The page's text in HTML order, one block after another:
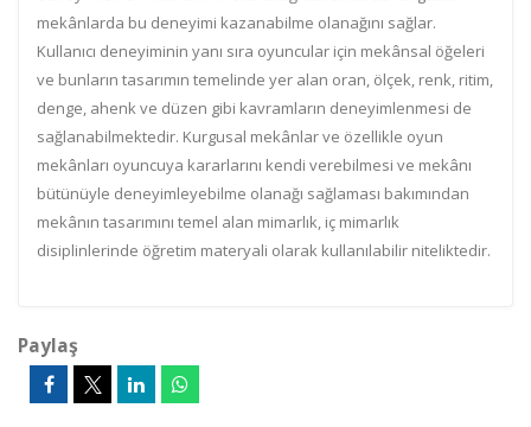
mekânlarda bu deneyimi kazanabilme olanağını sağlar.
Kullanıcı deneyiminin yanı sıra oyuncular için mekânsal öğeleri
ve bunların tasarımın temelinde yer alan oran, ölçek, renk, ritim,
denge, ahenk ve düzen gibi kavramların deneyimlenmesi de
sağlanabilmektedir. Kurgusal mekânlar ve özellikle oyun
mekânları oyuncuya kararlarını kendi verebilmesi ve mekânı
bütünüyle deneyimleyebilme olanağı sağlaması bakımından
mekânın tasarımını temel alan mimarlık, iç mimarlık
disiplinlerinde öğretim materyali olarak kullanılabilir niteliktedir.
Paylaş